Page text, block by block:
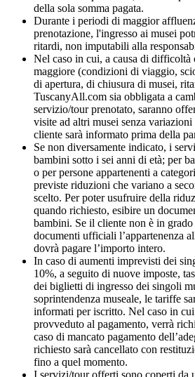
della sola somma pagata.
Durante i periodi di maggior
prenotazione, l'ingresso ai musei
ritardi, non imputabili alla
Nel caso in cui, a causa di difficoltà
maggiore (condizioni di viaggio,
di apertura, di chiusura di musei,
TuscanyAll.com sia obbligata a
servizio/tour prenotato, saranno
visite ad altri musei senza
cliente sarà informato prima della
Se non diversamente indicato, i
bambini sotto i sei anni di età; per
o per persone appartenenti a
previste riduzioni che variano a
scelto. Per poter usufruire della
quando richiesto, esibire un
bambini. Se il cliente non è in
documenti ufficiali l’appartenenza
dovrà pagare l’importo intero.
In caso di aumenti imprevisti dei
10%, a seguito di nuove imposte,
dei biglietti di ingresso dei singoli
soprintendenza museale, le tariffe
informati per iscritto. Nel caso in
provveduto al pagamento, verrà
caso di mancato pagamento
richiesto sarà cancellato con
fino a quel momento.
I servizi/tour offerti sono coperti da